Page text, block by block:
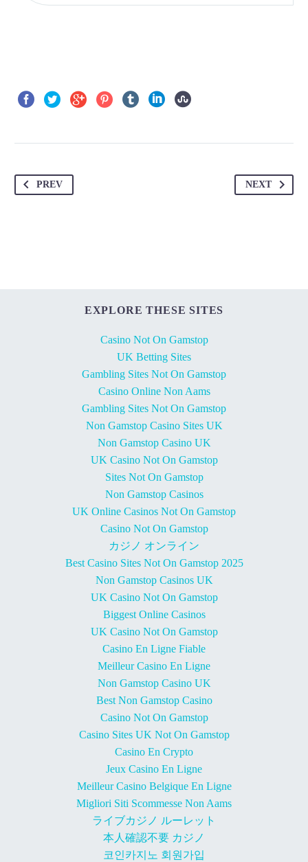
PREV NEXT
EXPLORE THESE SITES
Casino Not On Gamstop
UK Betting Sites
Gambling Sites Not On Gamstop
Casino Online Non Aams
Gambling Sites Not On Gamstop
Non Gamstop Casino Sites UK
Non Gamstop Casino UK
UK Casino Not On Gamstop
Sites Not On Gamstop
Non Gamstop Casinos
UK Online Casinos Not On Gamstop
Casino Not On Gamstop
カジノ オンライン
Best Casino Sites Not On Gamstop 2025
Non Gamstop Casinos UK
UK Casino Not On Gamstop
Biggest Online Casinos
UK Casino Not On Gamstop
Casino En Ligne Fiable
Meilleur Casino En Ligne
Non Gamstop Casino UK
Best Non Gamstop Casino
Casino Not On Gamstop
Casino Sites UK Not On Gamstop
Casino En Crypto
Jeux Casino En Ligne
Meilleur Casino Belgique En Ligne
Migliori Siti Scommesse Non Aams
ライブカジノ ルーレット
本人確認不要 カジノ
코인카지노 회원가입